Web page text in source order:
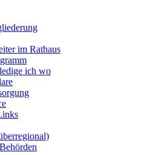
im Rathaus
ich wo